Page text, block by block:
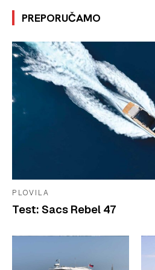
PREPORUČAMO
PLOVILA
Test: Sacs Rebel 47